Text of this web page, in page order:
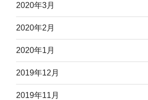
2020年3月
2020年2月
2020年1月
2019年12月
2019年11月